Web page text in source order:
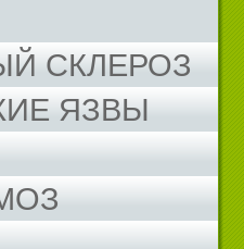
СКЛЕРОЗ
ЯЗВЫ